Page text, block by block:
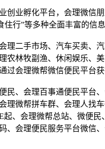
业孵化平台，会理微
行”等多种全面丰富的信
二手市场、汽车买卖、
林牧副渔、休闲娱乐、美
会理微帮微信便民平台
、会理百事通便民平
微帮拼车群、会理人
、会理微帮总站、微便
会理便民服务平台微